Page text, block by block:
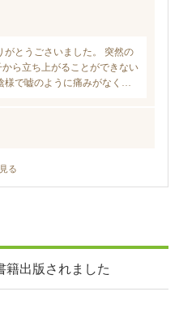
る
籍出版されました